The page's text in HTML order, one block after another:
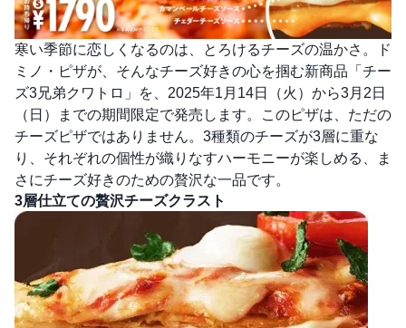
寒い季節に恋しくなるのは、とろけるチーズの温かさ。ド
ミノ・ピザが、そんなチーズ好きの心を掴む新商品「チー
ズ3兄弟クワトロ」を、2025年1月14日（火）から3月2日
（日）までの期間限定で発売します。このピザは、ただの
チーズピザではありません。3種類のチーズが3層に重な
り、それぞれの個性が織りなすハーモニーが楽しめる、ま
さにチーズ好きのための贅沢な一品です。
3層仕立ての贅沢チーズクラスト